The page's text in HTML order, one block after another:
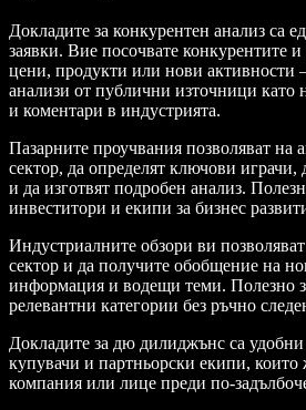
Докладите за конкурентен анализ са
заявки. Вие посочвате конкурентите
цени, продукти или нови активности
анализи от публични източници като
и коментари в индустрията.
Пазарните проучвания позволяват на
сектор, да определят ключови играчи,
и да изготвят подробен анализ.
инвеститори и екипи за бизнес
Индустриалните обзори ви
сектор и да получите обобщение на
информация и водещи теми. Полезно
релевантни категории без ръчно
Докладите за дю дилиджънс са удобни
купувачи и партньорски екипи, които
компания или лице преди по-